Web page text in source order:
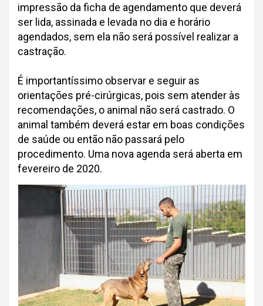
impressão da ficha de agendamento que deverá
ser lida, assinada e levada no dia e horário
agendados, sem ela não será possível realizar a
castração.
É importantíssimo observar e seguir as
orientações pré-cirúrgicas, pois sem atender às
recomendações, o animal não será castrado. O
animal também deverá estar em boas condições
de saúde ou então não passará pelo
procedimento. Uma nova agenda será aberta em
fevereiro de 2020.